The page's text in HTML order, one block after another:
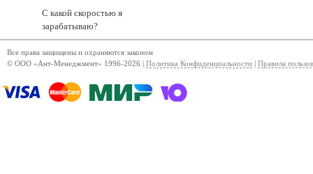
С какой скоростью я
зарабатываю?
Все права защищены и охраняются законом
© ООО «Ант-Менеджмент» 1996-2026 | Политика Конфиденциальности Правила